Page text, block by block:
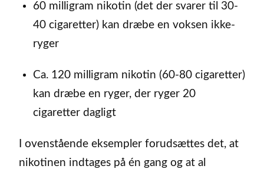
60 milligram nikotin (det der svarer til 30-
40 cigaretter) kan dræbe en voksen ikke-
ryger
Ca. 120 milligram nikotin (60-80 cigaretter)
kan dræbe en ryger, der ryger 20
cigaretter dagligt
I ovenstående eksempler forudsættes det, at
nikotinen indtages på én gang og at al